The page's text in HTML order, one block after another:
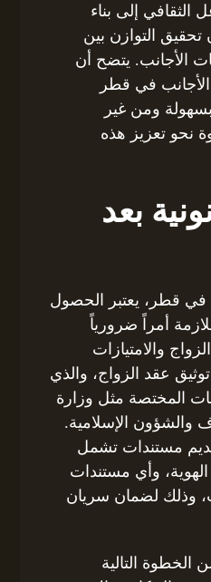
الثقافي إلى بناء
التوازن بين
الأجانب. يتضح أن
في قطر
ومن غير
نحو تعزيز هذه
بعد
في قطر، يعتبر الحصول
أمراً ضرورياً
والامتيازات
عقد الزواج، والذي
المختصة مثل وزارة
والشؤون الإسلامية.
مستندات تشمل
وأي مستندات
وذلك لضمان سريان
الخطوة التالية